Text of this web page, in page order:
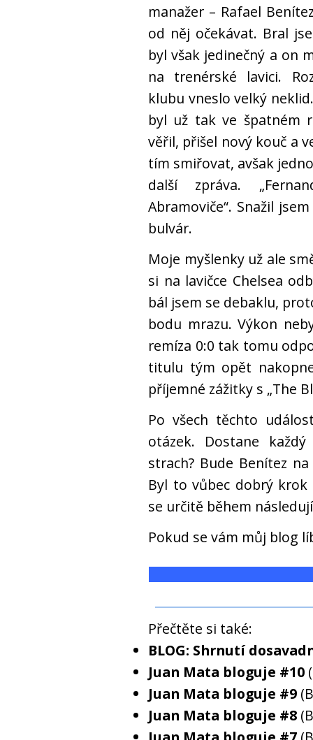
manažer – Rafael
od něj očekávat. Bral
byl však jedinečný a on
na trenérské lavici.
klubu vneslo velký
byl už tak ve špatném
věřil, přišel nový kouč a
tím smiřovat, avšak
další zpráva.
Abramoviče“. Snažil
bulvár.
Moje myšlenky už ale
si na lavičce Chelsea
bál jsem se debaklu,
bodu mrazu. Výkon
remíza 0:0 tak tomu
titulu tým opět
příjemné zážitky s „The
Po všech těchto
otázek. Dostane
strach? Bude Benítez
Byl to vůbec dobrý krok
se určitě během
Pokud se vám můj blog
Přečtěte si také:
BLOG: Shrnutí
Juan Mata bloguje #10
Juan Mata bloguje #9
Juan Mata bloguje #8